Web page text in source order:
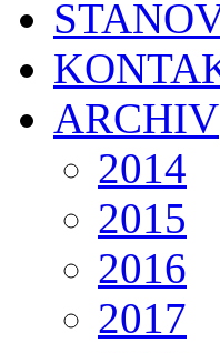
ARCHIV
2014
2015
2016
2017